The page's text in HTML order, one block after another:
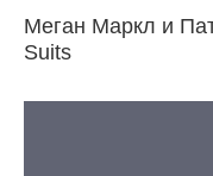
Меган Маркл и
Suits